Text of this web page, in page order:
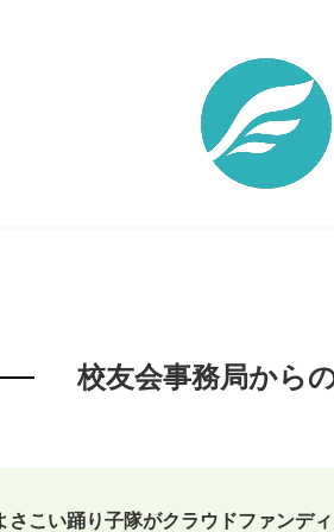
校友会事務局から
さこい踊り子隊がクラウドファンデ